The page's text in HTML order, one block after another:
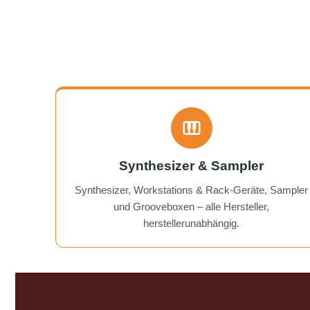
me a "free tip" on how to get an old
recorder working again.
Communication was excellent, and
and hassle-free. I can wholeheartedly
recommend AudioTechniker.de. It's
great that companies like this still
exist!
are
Synthesizer & Sampler
Synthesizer, Workstations & Rack-Geräte, Sampler
und Grooveboxen – alle Hersteller,
herstellerunabhängig.